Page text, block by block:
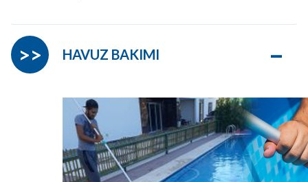
HAVUZ BAKIMI –
>>